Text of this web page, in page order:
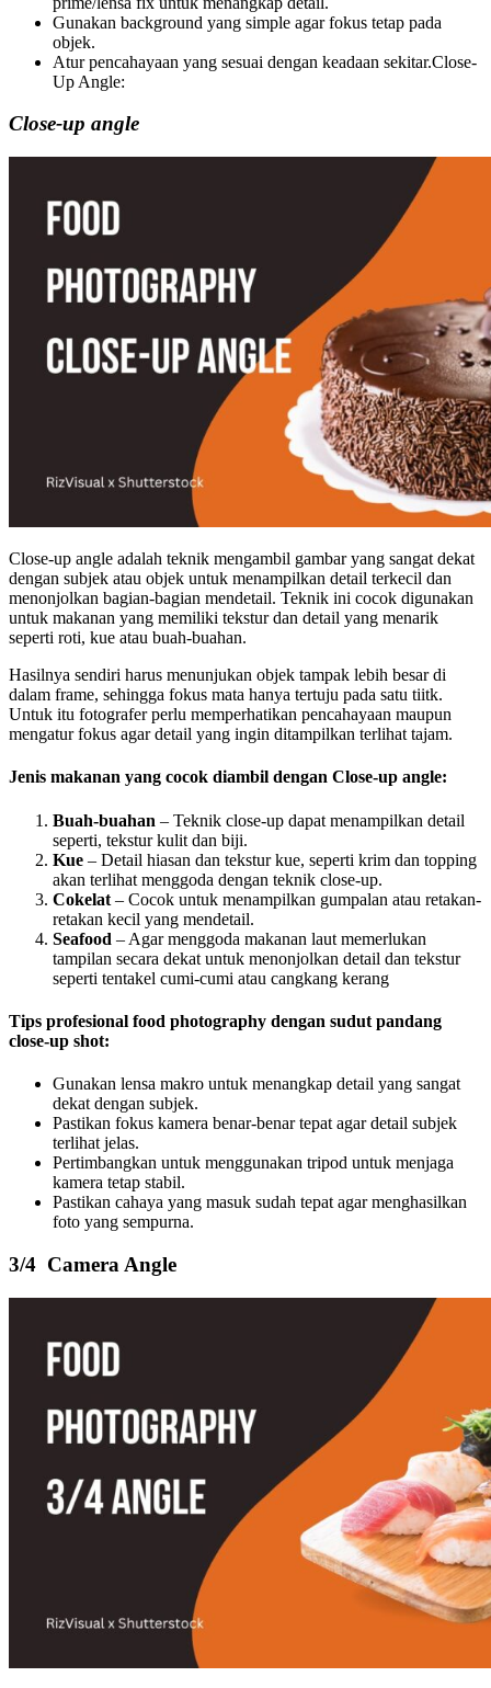
Gunakan background yang simple agar fokus tetap pada
objek.
Atur pencahayaan yang sesuai dengan keadaan sekitar.Close-
Up Angle:
Close-up angle
Close-up angle adalah teknik mengambil gambar yang sangat dekat
dengan subjek atau objek untuk menampilkan detail terkecil dan
menonjolkan bagian-bagian mendetail. Teknik ini cocok digunakan
untuk makanan yang memiliki tekstur dan detail yang menarik
seperti roti, kue atau buah-buahan.
Hasilnya sendiri harus menunjukan objek tampak lebih besar di
dalam frame, sehingga fokus mata hanya tertuju pada satu tiitk.
Untuk itu fotografer perlu memperhatikan pencahayaan maupun
mengatur fokus agar detail yang ingin ditampilkan terlihat tajam.
Jenis makanan yang cocok diambil dengan Close-up angle:
Buah-buahan – Teknik close-up dapat menampilkan detail
seperti, tekstur kulit dan biji.
Kue – Detail hiasan dan tekstur kue, seperti krim dan topping
akan terlihat menggoda dengan teknik close-up.
Cokelat – Cocok untuk menampilkan gumpalan atau retakan-
retakan kecil yang mendetail.
Seafood – Agar menggoda makanan laut memerlukan
tampilan secara dekat untuk menonjolkan detail dan tekstur
seperti tentakel cumi-cumi atau cangkang kerang
Tips profesional food photography dengan sudut pandang
close-up shot:
Gunakan lensa makro untuk menangkap detail yang sangat
dekat dengan subjek.
Pastikan fokus kamera benar-benar tepat agar detail subjek
terlihat jelas.
Pertimbangkan untuk menggunakan tripod untuk menjaga
kamera tetap stabil.
Pastikan cahaya yang masuk sudah tepat agar menghasilkan
foto yang sempurna.
3/4 Camera Angle